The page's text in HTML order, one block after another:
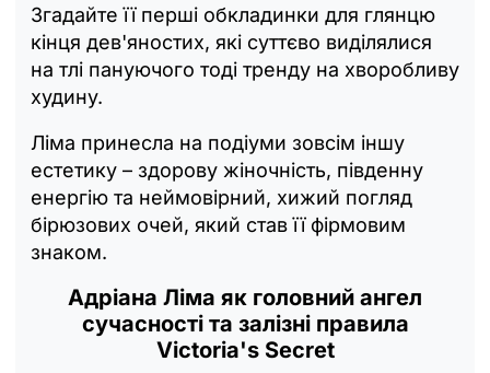
Згадайте її перші обкладинки для глянцю
кінця дев'яностих, які суттєво виділялися
на тлі пануючого тоді тренду на хворобливу
худину.
Ліма принесла на подіуми зовсім іншу
естетику – здорову жіночність, південну
енергію та неймовірний, хижий погляд
бірюзових очей, який став її фірмовим
знаком.
Адріана Ліма як головний ангел
сучасності та залізні правила
Victoria's Secret